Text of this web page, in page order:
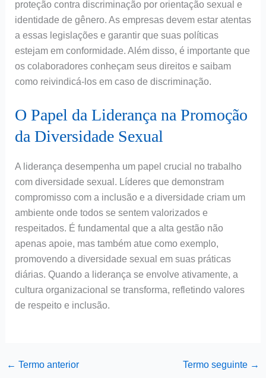
proteção contra discriminação por orientação sexual e
identidade de gênero. As empresas devem estar atentas
a essas legislações e garantir que suas políticas
estejam em conformidade. Além disso, é importante que
os colaboradores conheçam seus direitos e saibam
como reivindicá-los em caso de discriminação.
O Papel da Liderança na Promoção
da Diversidade Sexual
A liderança desempenha um papel crucial no trabalho
com diversidade sexual. Líderes que demonstram
compromisso com a inclusão e a diversidade criam um
ambiente onde todos se sentem valorizados e
respeitados. É fundamental que a alta gestão não
apenas apoie, mas também atue como exemplo,
promovendo a diversidade sexual em suas práticas
diárias. Quando a liderança se envolve ativamente, a
cultura organizacional se transforma, refletindo valores
de respeito e inclusão.
← Termo anterior Termo seguinte →